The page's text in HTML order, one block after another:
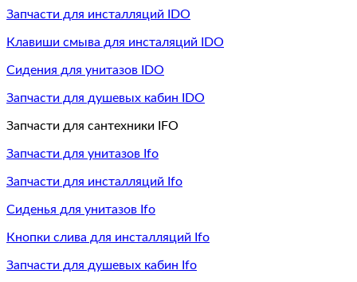
Запчасти для инсталляций IDO
Клавиши смыва для инсталяций IDO
Сидения для унитазов IDO
Запчасти для душевых кабин IDO
Запчасти для сантехники IFO
Запчасти для унитазов Ifo
Запчасти для инсталляций Ifo
Сиденья для унитазов Ifo
Кнопки слива для инсталляций Ifo
Запчасти для душевых кабин Ifo